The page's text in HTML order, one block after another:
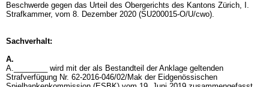
Beschwerde gegen das Urteil des Obergerichts des Kantons Zürich, I.
Strafkammer, vom 8. Dezember 2020 (SU200015-O/U/cwo).
Sachverhalt:
A.
A.________ wird mit der als Bestandteil der Anklage geltenden
Strafverfügung Nr. 62-2016-046/02/Mak der Eidgenössischen